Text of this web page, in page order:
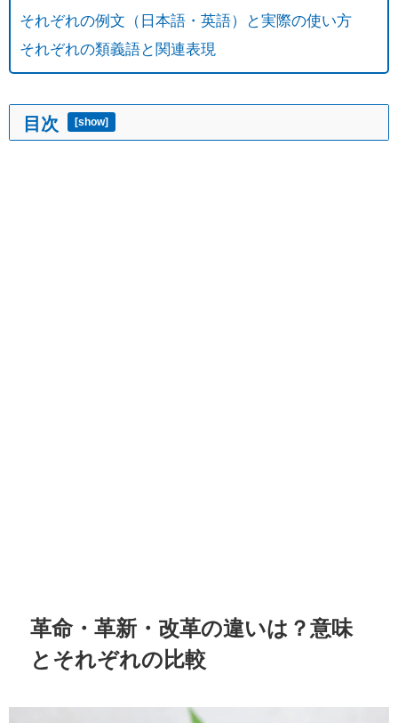
それぞれの例文（日本語・英語）と実際の使い方
それぞれの類義語と関連表現
目次 [show]
革命・革新・改革の違いは？意味
とそれぞれの比較